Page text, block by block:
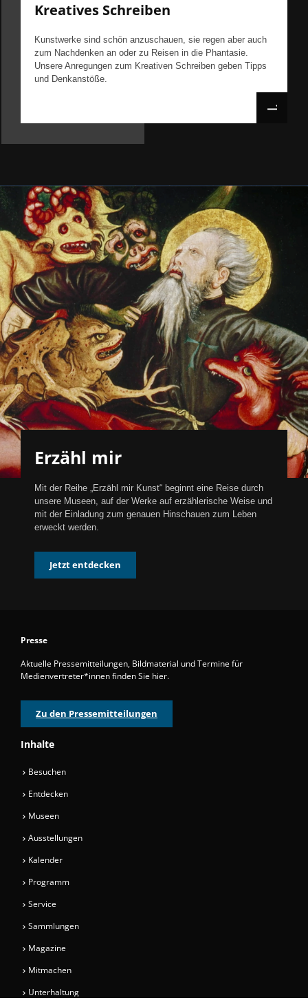
Kreatives Schreiben
Kunstwerke sind schön anzuschauen, sie regen aber auch
zum Nachdenken an oder zu Reisen in die Phantasie.
Unsere Anregungen zum Kreativen Schreiben geben Tipps
und Denkanstöße.
Erzähl mir
Mit der Reihe „Erzähl mir Kunst“ beginnt eine Reise durch
unsere Museen, auf der Werke auf erzählerische Weise und
mit der Einladung zum genauen Hinschauen zum Leben
erweckt werden.
Jetzt entdecken
Presse
Aktuelle Pressemitteilungen, Bildmaterial und Termine für
Medienvertreter*innen finden Sie hier.
Zu den Pressemitteilungen
Inhalte
Besuchen
Entdecken
Museen
Ausstellungen
Kalender
Programm
Service
Sammlungen
Magazine
Mitmachen
Unterhaltung